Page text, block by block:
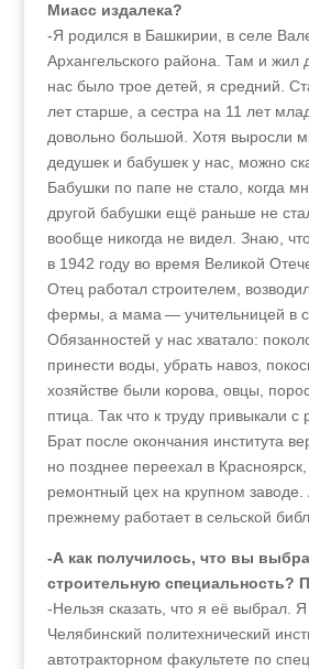
Миасс издалека?
-Я родился в Башкирии, в селе
Архангельского района. Там и жил
нас было трое детей, я средний.
лет старше, а сестра на 11 лет
довольно большой. Хотя выросли
дедушек и бабушек у нас, можно
Бабушки по папе не стало, когда
другой бабушки ещё раньше не
вообще никогда не видел. Знаю,
в 1942 году во время Великой
Отец работал строителем,
фермы, а мама — учительницей в
Обязанностей у нас хватало:
принести воды, убрать навоз,
хозяйстве были корова, овцы,
птица. Так что к труду привыкали с
Брат после окончания института
но позднее переехал в Красноярск,
ремонтный цех на крупном заводе.
прежнему работает в сельской
-А как получилось, что вы
строительную специальность?
-Нельзя сказать, что я её выбрал.
Челябинский политехнический
автотракторном факультете по